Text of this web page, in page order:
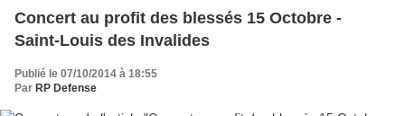
Concert au profit des blessés 15 Octobre -
Saint-Louis des Invalides
Publié le 07/10/2014 à 18:55
Par RP Defense